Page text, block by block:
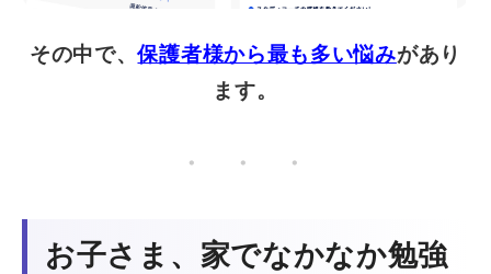
その中で、保護者様から最も多い悩みがあり
ます。
・ ・ ・
お子さま、家でなかなか勉強